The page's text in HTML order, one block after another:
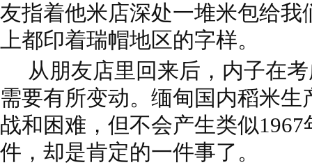
友指着他米店深处一堆米包给我
上都印着瑞帽地区的字样。
从朋友店里回来后，内子在考
需要有所变动。缅甸国内稻米
战和困难，但不会产生类似
件，却是肯定的一件事了。